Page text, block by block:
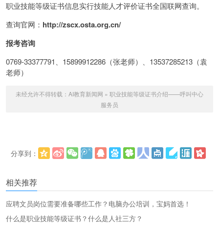
职业技能等级证书信息实行技能人才评价证书全国联网查询。
查询官网： http://zscx.osta.org.cn/
报考咨询
0769-33377791、15899912286（张老师）、13537285213（袁
老师）
未经允许不得转载： AI教育新闻网 » 职业技能等级证书介绍——呼叫中心
服务员
分享到：
相关推荐
应聘文员岗位需要准备哪些工作？电脑办公培训，宝妈首选！
什么是职业技能等级证书？什么是人社三方？